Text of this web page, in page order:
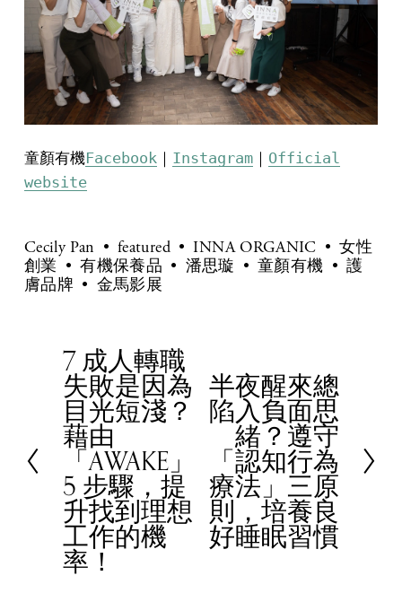
童顏有機Facebook ｜ Instagram｜ Official
website
Cecily Pan featured INNA ORGANIC
女性
創業
有機保養品 潘思璇 童顏有機
護
膚品牌
金馬影展
P
r
e
v
o
u
s
7 成人轉職
失敗是因為
目光短淺？
藉由
「AWAKE」
5 步驟，提
升找到理想
工作的機
率！
N半夜醒來總
陷入負面思
緒？遵守
「認知行為
療法」三原
則，培養良
好睡眠習慣